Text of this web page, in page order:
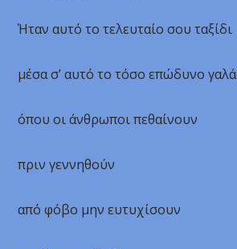
Ήταν αυτό το τελευταίο σου ταξίδι
μέσα σ’ αυτό το τόσο επώδυνο
όπου οι άνθρωποι πεθαίνουν
πριν γεννηθούν
από φόβο μην ευτυχίσουν